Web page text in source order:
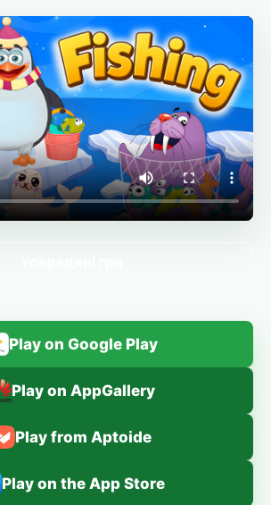
Play on Google Play
Play on AppGallery
Play from Aptoide
Play on the App Store